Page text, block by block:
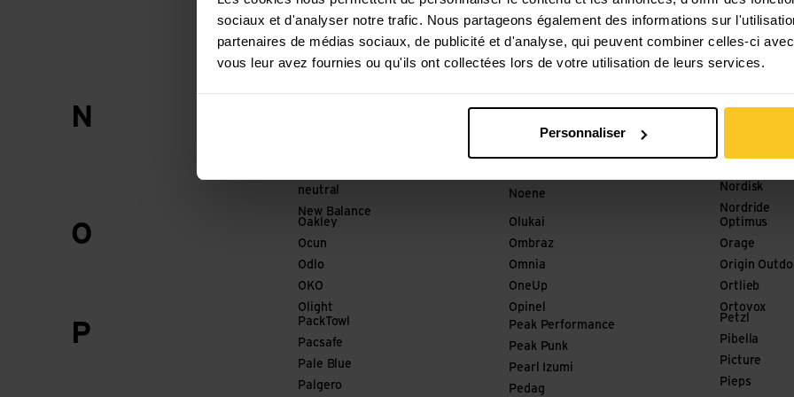
sociaux et d'analyser notre trafic. Nous partageons également des informations sur
partenaires de médias sociaux, de publicité et d'analyse, qui peuvent combiner celles-ci
vous leur avez fournies ou qu'ils ont collectées lors de votre utilisation de leurs services.
Personnaliser
Mammut
Marco
Marker
Merrell
Millet
Mister
Mode Stone
Mons Royale
N
neutral
New Balance
Nikwax
Nitecore
Noene
Nordisk
Nordride
O
Oakley
Ocun
Odlo
OKO
Olight
Olukai
Ombraz
Omnia
OneUp
Opinel
Optimus
Orage
Origin
Ortlieb
Ortovox
P
PackTowl
Pacsafe
Pale Blue
Palgero
Peak Performance
Peak Punk
Pearl Izumi
Pedag
Petzl
Pibella
Picture
Pieps